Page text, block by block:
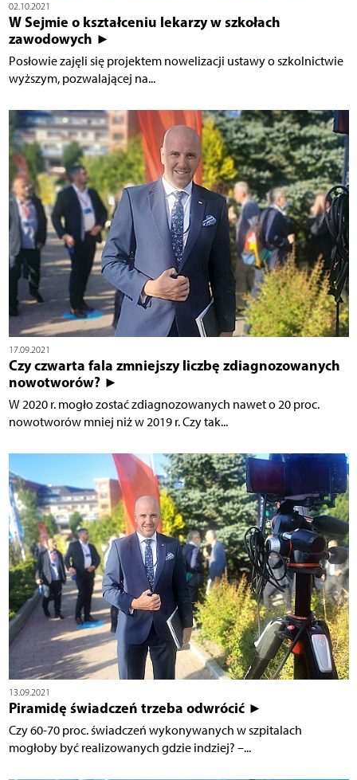
02.10.2021
W Sejmie o kształceniu lekarzy w szkołach
zawodowych ►
Posłowie zajęli się projektem nowelizacji ustawy o szkolnictwie
wyższym, pozwalającej na...
17.09.2021
Czy czwarta fala zmniejszy liczbę zdiagnozowanych
nowotworów? ►
W 2020 r. mogło zostać zdiagnozowanych nawet o 20 proc.
nowotworów mniej niż w 2019 r. Czy tak...
13.09.2021
Piramidę świadczeń trzeba odwrócić ►
Czy 60-70 proc. świadczeń wykonywanych w szpitalach
mogłoby być realizowanych gdzie indziej? –...